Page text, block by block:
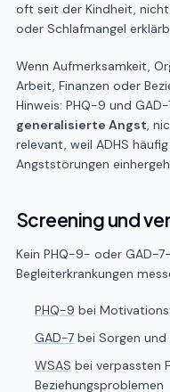
oft seit der Kindheit,
oder Schlafmangel
Wenn Aufmerksamkeit,
Arbeit, Finanzen oder
Hinweis: PHQ-9 und
generalisierte Angst,
relevant, weil ADHS
Angststörungen
Screening und
Kein PHQ-9- oder GAD-
Begleiterkrankungen
PHQ-9 bei
GAD-7bei Sorgen und
WSAS bei verpassten
Beziehungsproblemen